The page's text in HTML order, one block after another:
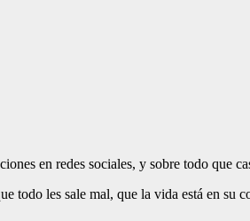
en redes sociales, y sobre todo que
todo les sale mal, que la vida está en